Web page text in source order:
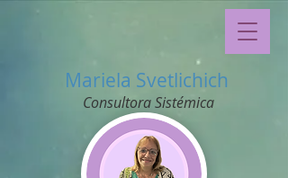
Mariela Svetlichich
Consultora Sistémica